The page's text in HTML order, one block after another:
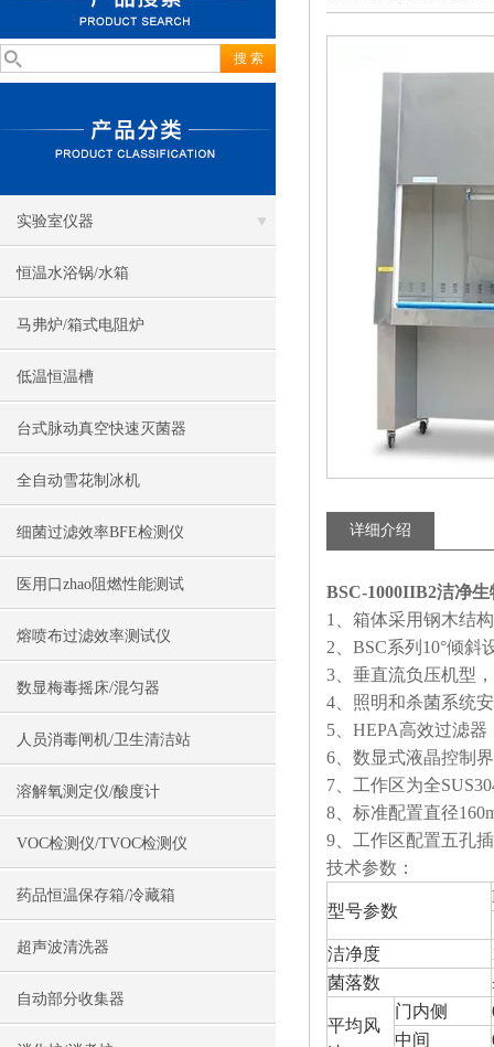
实验室仪器
恒温水浴锅/水箱
马弗炉/箱式电阻炉
低温恒温槽
台式脉动真空快速灭菌器
全自动雪花制冰机
细菌过滤效率BFE检测仪
医用口zhao阻燃性能测试
熔喷布过滤效率测试仪
数显梅毒摇床/混匀器
人员消毒闸机/卫生清洁站
溶解氧测定仪/酸度计
VOC检测仪/TVOC检测仪
药品恒温保存箱/冷藏箱
超声波清洗器
自动部分收集器
详细介绍
BSC-1000IIB2洁净
1、箱体采用钢木结
2、BSC系列10°倾斜
3、垂直流负压机型
4、照明和杀菌系统
5、HEPA高效过滤器
6、数显式液晶控制
7、工作区为全
8、标准配置直径
9、工作区配置五孔
技术参数：
型号参数
洁净度
菌落数
平均风
门内侧
中间